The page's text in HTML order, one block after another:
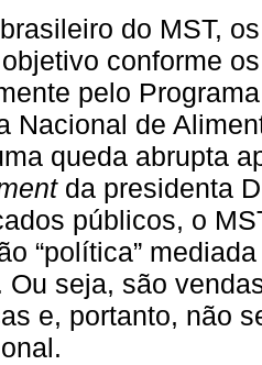
do MST,
conforme
pelo
Nacional de
queda abrupta
da presidenta
públicos, o
“política”
Ou seja, são
e, portanto, não